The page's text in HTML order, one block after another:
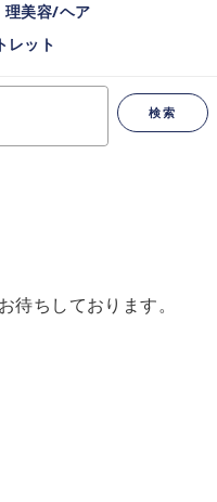
理美容/ヘア
レット
検索
待ちしております。